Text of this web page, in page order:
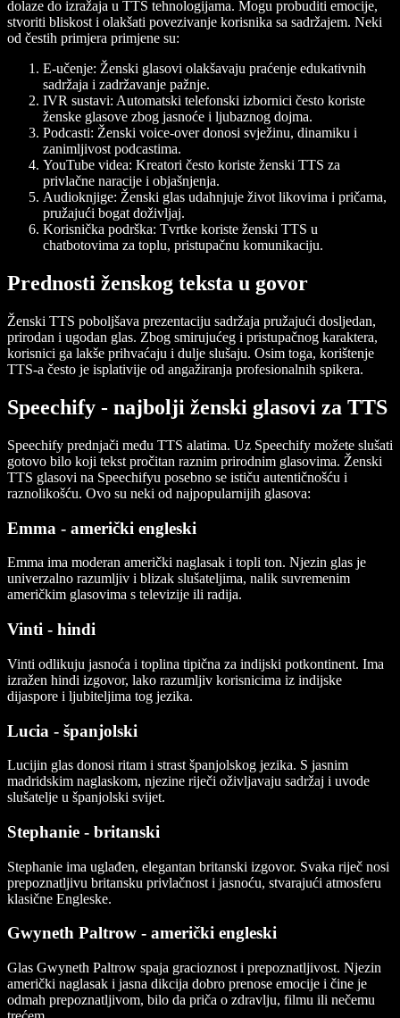
dolaze do izražaja u TTS tehnologijama. Mogu probuditi emocije,
stvoriti bliskost i olakšati povezivanje korisnika sa sadržajem. Neki
od čestih primjera primjene su:
E-učenje: Ženski glasovi olakšavaju praćenje edukativnih
sadržaja i zadržavanje pažnje.
IVR sustavi: Automatski telefonski izbornici često koriste
ženske glasove zbog jasnoće i ljubaznog dojma.
Podcasti: Ženski voice-over donosi svježinu, dinamiku i
zanimljivost podcastima.
YouTube videa: Kreatori često koriste ženski TTS za
privlačne naracije i objašnjenja.
Audioknjige: Ženski glas udahnjuje život likovima i pričama,
pružajući bogat doživljaj.
Korisnička podrška: Tvrtke koriste ženski TTS u
chatbotovima za toplu, pristupačnu komunikaciju.
Prednosti ženskog teksta u govor
Ženski TTS poboljšava prezentaciju sadržaja pružajući dosljedan,
prirodan i ugodan glas. Zbog smirujućeg i pristupačnog karaktera,
korisnici ga lakše prihvaćaju i dulje slušaju. Osim toga, korištenje
TTS-a često je isplativije od angažiranja profesionalnih spikera.
Speechify - najbolji ženski glasovi za TTS
Speechify prednjači među TTS alatima. Uz Speechify možete slušati
gotovo bilo koji tekst pročitan raznim prirodnim glasovima. Ženski
TTS glasovi na Speechifyu posebno se ističu autentičnošću i
raznolikošću. Ovo su neki od najpopularnijih glasova:
Emma - američki engleski
Emma ima moderan američki naglasak i topli ton. Njezin glas je
univerzalno razumljiv i blizak slušateljima, nalik suvremenim
američkim glasovima s televizije ili radija.
Vinti - hindi
Vinti odlikuju jasnoća i toplina tipična za indijski potkontinent. Ima
izražen hindi izgovor, lako razumljiv korisnicima iz indijske
dijaspore i ljubiteljima tog jezika.
Lucia - španjolski
Lucijin glas donosi ritam i strast španjolskog jezika. S jasnim
madridskim naglaskom, njezine riječi oživljavaju sadržaj i uvode
slušatelje u španjolski svijet.
Stephanie - britanski
Stephanie ima uglađen, elegantan britanski izgovor. Svaka riječ nosi
prepoznatljivu britansku privlačnost i jasnoću, stvarajući atmosferu
klasične Engleske.
Gwyneth Paltrow - američki engleski
Glas Gwyneth Paltrow spaja gracioznost i prepoznatljivost. Njezin
američki naglasak i jasna dikcija dobro prenose emocije i čine je
odmah prepoznatljivom, bilo da priča o zdravlju, filmu ili nečemu